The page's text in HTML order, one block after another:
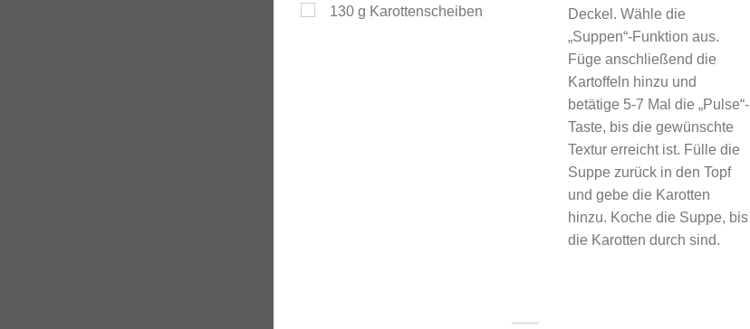
130 g Karottenscheiben
Deckel. Wähle die
„Suppen“-Funktion aus.
Füge anschließend die
Kartoffeln hinzu und
betätige 5-7 Mal die „Pulse“-
Taste, bis die gewünschte
Textur erreicht ist. Fülle die
Suppe zurück in den Topf
und gebe die Karotten
hinzu. Koche die Suppe, bis
die Karotten durch sind.